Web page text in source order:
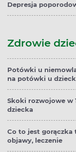
Depresja
Zdrowie
Potówki u
na potówki u
Skoki rozwojowe w
dziecka
Co to jest gorączka
objawy, leczenie